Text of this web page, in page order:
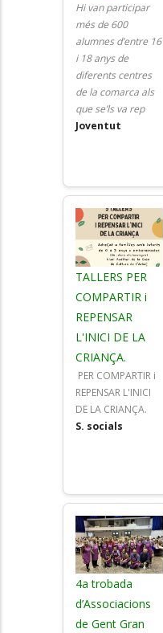
Hi van participar
més de 600
alumnes d’entre 16
i 18 anys de
diferents centres
de la comarca als
que se’ls va rep
Joventut
TALLERS PER
COMPARTIR i
REPENSAR
L'INICI DE LA
CRIANÇA.
PER COMPARTIR i
REPENSAR L'INICI
DE LA CRIANÇA.
S. socials
4a trobada
d’Associacions
de Gent Gran